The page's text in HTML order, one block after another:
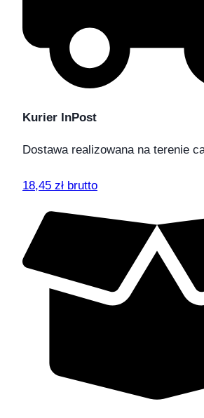
Kurier InPost
Dostawa realizowana na terenie
18,45 zł brutto